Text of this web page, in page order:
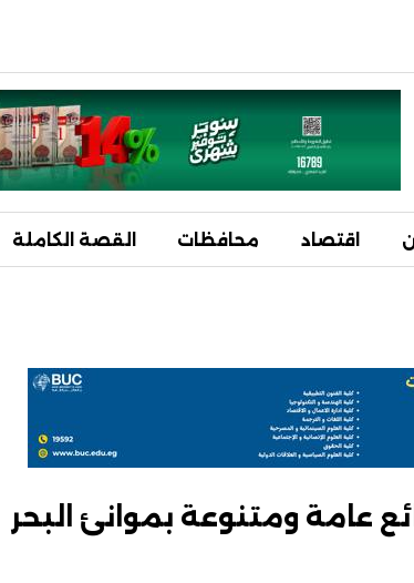
اقتصاد محافظات القصة الكاملة
شاحنة بضائع عامة ومتنوعة بموانئ البحر